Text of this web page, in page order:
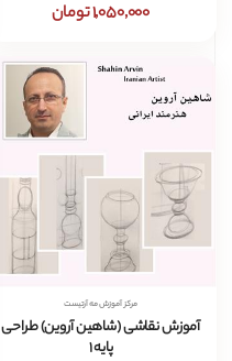
1,050,000 تومان
مرکز آموزش مه آرتیست
آموزش نقاشی (شاهین آروین) طراحی
پایه 1